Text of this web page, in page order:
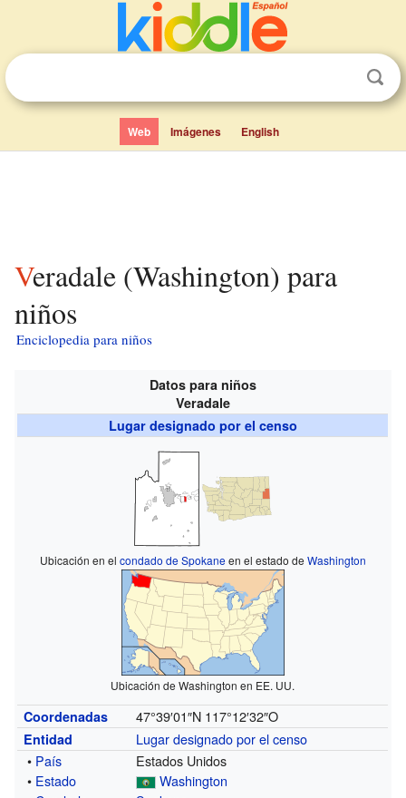
Web Imágenes English
Veradale (Washington) para
niños
Enciclopedia para niños
Datos para niños
Veradale
Lugar designado por el censo
Ubicación en el condado de Spokaneen el estado de Washington
Ubicación de Washington en EE. UU.
Coordenadas 47°39′01″N 117°12′32″O
Entidad
Lugar designado por el censo
• País
Estados Unidos
• Estado
Washington